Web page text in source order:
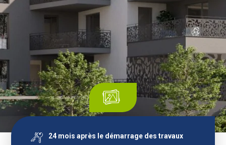
24 mois après le démarrage des travaux